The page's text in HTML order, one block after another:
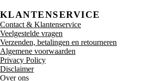
KLANTENSERVICE
Contact & Klantenservice
Veelgestelde vragen
Verzenden, betalingen en retourneren
Algemene voorwaarden
Privacy Policy
Disclaimer
Over ons